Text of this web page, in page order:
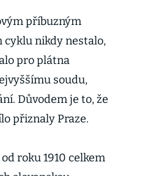
příbuzným
cyklu nikdy nestalo,
pro plátna
soudu,
Důvodem je to, že
přiznaly Praze.
roku 1910 celkem